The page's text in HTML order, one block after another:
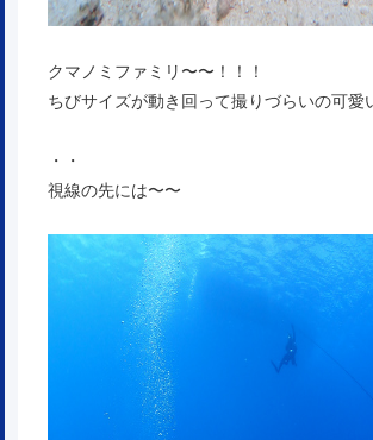
クマノミファミリ〜〜！！！
ちびサイズが動き回って撮りづらいの可愛
・・
視線の先には〜〜